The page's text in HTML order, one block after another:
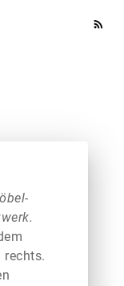
rss_feed
rechts.